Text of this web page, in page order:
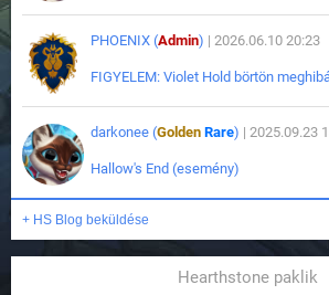
PHOENIX (Admin) | 2026.06.10 20:23
FIGYELEM: Violet Hold börtön
darkonee (Golden Rare) | 2025.09.23
Hallow's End (esemény)
+ HS Blog beküldése
Hearthstone paklik